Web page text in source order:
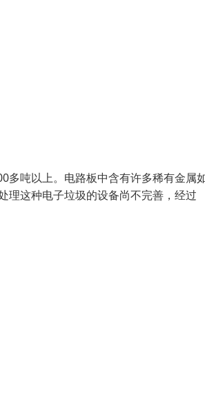
多吨以上。电路板中含有许多稀有金属
理这种电子垃圾的设备尚不完善，经过